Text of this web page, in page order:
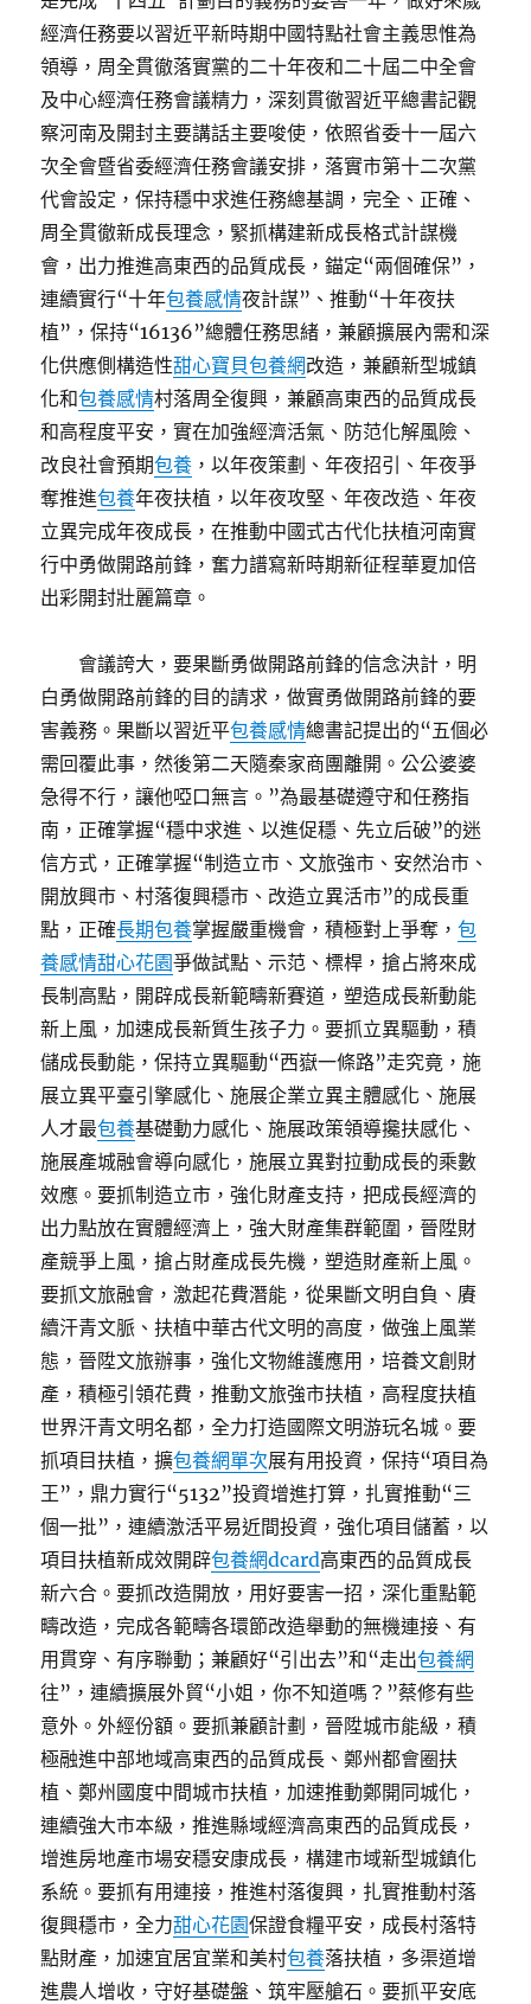
經濟任務要以習近平新時期中國特點社會主義思惟為
領導，周全貫徹落實黨的二十年夜和二十屆二中全會
及中心經濟任務會議精力，深刻貫徹習近平總書記觀
察河南及開封主要講話主要唆使，依照省委十一屆六
次全會暨省委經濟任務會議安排，落實市第十二次黨
代會設定，保持穩中求進任務總基調，完全、正確、
周全貫徹新成長理念，緊抓構建新成長格式計謀機
會，出力推進高東西的品質成長，錨定“兩個確保”，
連續實行“十年包養感情夜計謀”、推動“十年夜扶
植”，保持“16136”總體任務思緒，兼顧擴展內需和深
化供應側構造性甜心寶貝包養網改造，兼顧新型城鎮
化和包養感情村落周全復興，兼顧高東西的品質成長
和高程度平安，實在加強經濟活氣、防范化解風險、
改良社會預期包養 ，以年夜策劃、年夜招引、年夜爭
奪推進包養年夜扶植，以年夜攻堅、年夜改造、年夜
立異完成年夜成長，在推動中國式古代化扶植河南實
行中勇做開路前鋒，奮力譜寫新時期新征程華夏加倍
出彩開封壯麗篇章。
會議誇大，要果斷勇做開路前鋒的信念決計，明
白勇做開路前鋒的目的請求，做實勇做開路前鋒的要
害義務。果斷以習近平包養感情總書記提出的“五個必
需回覆此事，然後第二天隨秦家商團離開。公公婆婆
急得不行，讓他啞口無言。”為最基礎遵守和任務指
南，正確掌握“穩中求進、以進促穩、先立后破”的迷
信方式，正確掌握“制造立市、文旅強市、安然治市、
開放興市、村落復興穩市、改造立異活市”的成長重
點，正確長期包養掌握嚴重機會，積極對上爭奪，包
養感情甜心花園爭做試點、示范、標桿，搶占將來成
長制高點，開辟成長新範疇新賽道，塑造成長新動能
新上風，加速成長新質生孩子力。要抓立異驅動，積
儲成長動能，保持立異驅動“西嶽一條路”走究竟，施
展立異平臺引擎感化、施展企業立異主體感化、施展
人才最包養基礎動力感化、施展政策領導攙扶感化、
施展產城融會導向感化，施展立異對拉動成長的乘數
效應。要抓制造立市，強化財產支持，把成長經濟的
出力點放在實體經濟上，強大財產集群範圍，晉陞財
產競爭上風，搶占財產成長先機，塑造財產新上風。
要抓文旅融會，激起花費潛能，從果斷文明自負、賡
續汗青文脈、扶植中華古代文明的高度，做強上風業
態，晉陞文旅辦事，強化文物維護應用，培養文創財
產，積極引領花費，推動文旅強市扶植，高程度扶植
世界汗青文明名都，全力打造國際文明游玩名城。要
抓項目扶植，擴包養網單次展有用投資，保持“項目為
王”，鼎力實行“5132”投資增進打算，扎實推動“三
個一批”，連續激活平易近間投資，強化項目儲蓄，以
項目扶植新成效開辟包養網dcard高東西的品質成長
新六合。要抓改造開放，用好要害一招，深化重點範
疇改造，完成各範疇各環節改造舉動的無機連接、有
用貫穿、有序聯動；兼顧好“引出去”和“走出包養網
往”，連續擴展外貿“小姐，你不知道嗎？”蔡修有些
意外。外經份額。要抓兼顧計劃，晉陞城市能級，積
極融進中部地域高東西的品質成長、鄭州都會圈扶
植、鄭州國度中間城市扶植，加速推動鄭開同城化，
連續強大市本級，推進縣域經濟高東西的品質成長，
增進房地產市場安穩安康成長，構建市域新型城鎮化
系統。要抓有用連接，推進村落復興，扎實推動村落
復興穩市，全力甜心花園保證食糧平安，成長村落特
點財產，加速宜居宜業和美村包養落扶植，多渠道增
進農人增收，守好基礎盤、筑牢壓艙石。要抓平安底